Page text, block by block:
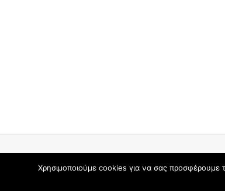
Θέμα Graceful απόOptima Themes
Χρησιμοποιούμε cookies για να σας προσφέρουμε